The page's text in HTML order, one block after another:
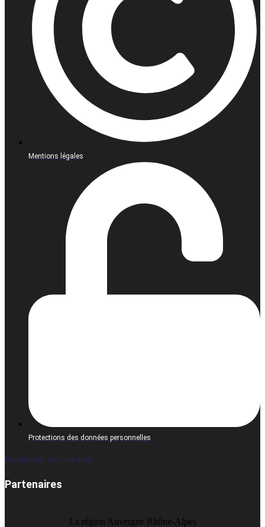
Mentions légales
Protections des données personnelles
Paramétrer mes cookies
Partenaires
La région Auvergne Rhône-Alpes